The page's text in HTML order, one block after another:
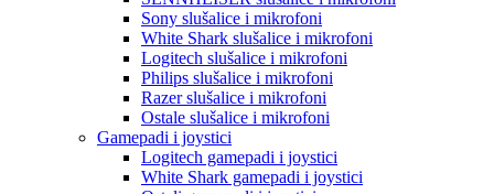
Sony slušalice i mikrofoni
White Shark slušalice i mikrofoni
Logitech slušalice i mikrofoni
Philips slušalice i mikrofoni
Razer slušalice i mikrofoni
Ostale slušalice i mikrofoni
Gamepadi i joystici
Logitech gamepadi i joystici
White Shark gamepadi i joystici